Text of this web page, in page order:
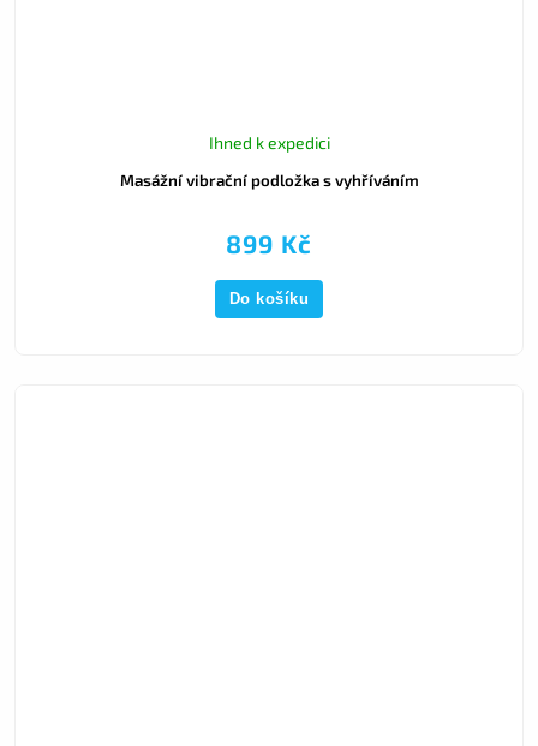
Masážní vibrační podložka s vyhříváním
Ihned k expedici
899 Kč
Do košíku